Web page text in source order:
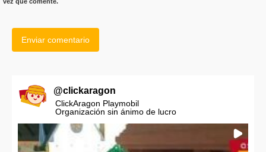
@clickaragon
ClickAragon Playmobil
Organización sin ánimo de lucro